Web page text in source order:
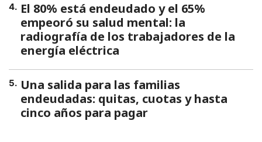
4. El 80% está endeudado y el 65%
empeoró su salud mental: la
radiografía de los trabajadores de la
energía eléctrica
5. Una salida para las familias
endeudadas: quitas, cuotas y hasta
cinco años para pagar